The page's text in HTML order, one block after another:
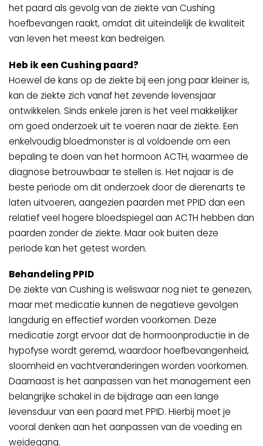
het paard als gevolg van de ziekte van Cushing
hoefbevangen raakt, omdat dit uiteindelijk de kwaliteit
van leven het meest kan bedreigen.
Heb ik een Cushing paard?
Hoewel de kans op de ziekte bij een jong paar kleiner is,
kan de ziekte zich vanaf het zevende levensjaar
ontwikkelen. Sinds enkele jaren is het veel makkelijker
om goed onderzoek uit te voeren naar de ziekte. Een
enkelvoudig bloedmonster is al voldoende om een
bepaling te doen van het hormoon ACTH, waarmee de
diagnose betrouwbaar te stellen is. Het najaar is de
beste periode om dit onderzoek door de dierenarts te
laten uitvoeren, aangezien paarden met PPID dan een
relatief veel hogere bloedspiegel aan ACTH hebben dan
paarden zonder de ziekte. Maar ook buiten deze
periode kan het getest worden.
Behandeling PPID
De ziekte van Cushing is weliswaar nog niet te genezen,
maar met medicatie kunnen de negatieve gevolgen
langdurig en effectief worden voorkomen. Deze
medicatie zorgt ervoor dat de hormoonproductie in de
hypofyse wordt geremd, waardoor hoefbevangenheid,
sloomheid en vachtveranderingen worden voorkomen.
Daarnaast is het aanpassen van het management een
belangrijke schakel in de bijdrage aan een lange
levensduur van een paard met PPID. Hierbij moet je
vooral denken aan het aanpassen van de voeding en
weidegang.